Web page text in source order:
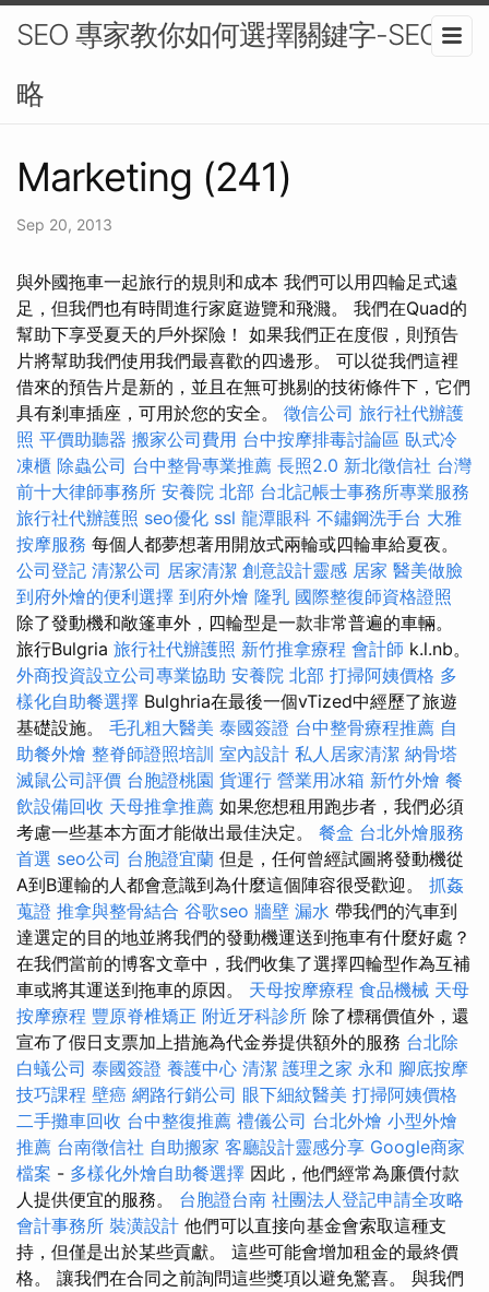
SEO 專家教你如何選擇關鍵字-SEO策
略
Marketing (241)
Sep 20, 2013
與外國拖車一起旅行的規則和成本 我們可以用四輪足式遠
足，但我們也有時間進行家庭遊覽和飛濺。 我們在Quad的
幫助下享受夏天的戶外探險！ 如果我們正在度假，則預告
片將幫助我們使用我們最喜歡的四邊形。 可以從我們這裡
借來的預告片是新的，並且在無可挑剔的技術條件下，它們
具有剎車插座，可用於您的安全。 徵信公司 旅行社代辦護
照 平價助聽器 搬家公司費用 台中按摩排毒討論區 臥式冷
凍櫃 除蟲公司 台中整骨專業推薦 長照2.0 新北徵信社 台灣
前十大律師事務所 安養院 北部 台北記帳士事務所專業服務
旅行社代辦護照 seo優化 ssl 龍潭眼科 不鏽鋼洗手台 大雅
按摩服務 每個人都夢想著用開放式兩輪或四輪車給夏夜。
公司登記 清潔公司 居家清潔 創意設計靈感 居家 醫美做臉
到府外燴的便利選擇 到府外燴 隆乳 國際整復師資格證照
除了發動機和敞篷車外，四輪型是一款非常普遍的車輛。
旅行Bulgria 旅行社代辦護照 新竹推拿療程 會計師 k.l.nb。
外商投資設立公司專業協助 安養院 北部 打掃阿姨價格 多
樣化自助餐選擇 Bulghria在最後一個vTized中經歷了旅遊
基礎設施。 毛孔粗大醫美 泰國簽證 台中整骨療程推薦 自
助餐外燴 整脊師證照培訓 室內設計 私人居家清潔 納骨塔
滅鼠公司評價 台胞證桃園 貨運行 營業用冰箱 新竹外燴 餐
飲設備回收 天母推拿推薦 如果您想租用跑步者，我們必須
考慮一些基本方面才能做出最佳決定。 餐盒 台北外燴服務
首選 seo公司 台胞證宜蘭 但是，任何曾經試圖將發動機從
A到B運輸的人都會意識到為什麼這個陣容很受歡迎。 抓姦
蒐證 推拿與整骨結合 谷歌seo 牆壁 漏水 帶我們的汽車到
達選定的目的地並將我們的發動機運送到拖車有什麼好處？
在我們當前的博客文章中，我們收集了選擇四輪型作為互補
車或將其運送到拖車的原因。 天母按摩療程 食品機械 天母
按摩療程 豐原脊椎矯正 附近牙科診所 除了標稱價值外，還
宣布了假日支票加上措施為代金券提供額外的服務 台北除
白蟻公司 泰國簽證 養護中心 清潔 護理之家 永和 腳底按摩
技巧課程 壁癌 網路行銷公司 眼下細紋醫美 打掃阿姨價格
二手攤車回收 台中整復推薦 禮儀公司 台北外燴 小型外燴
推薦 台南徵信社 自助搬家 客廳設計靈感分享 Google商家
檔案 - 多樣化外燴自助餐選擇 因此，他們經常為廉價付款
人提供便宜的服務。 台胞證台南 社團法人登記申請全攻略
會計事務所 裝潢設計 他們可以直接向基金會索取這種支
持，但僅是出於某些貢獻。 這些可能會增加租金的最終價
格。 讓我們在合同之前詢問這些獎項以避免驚喜。 與我們